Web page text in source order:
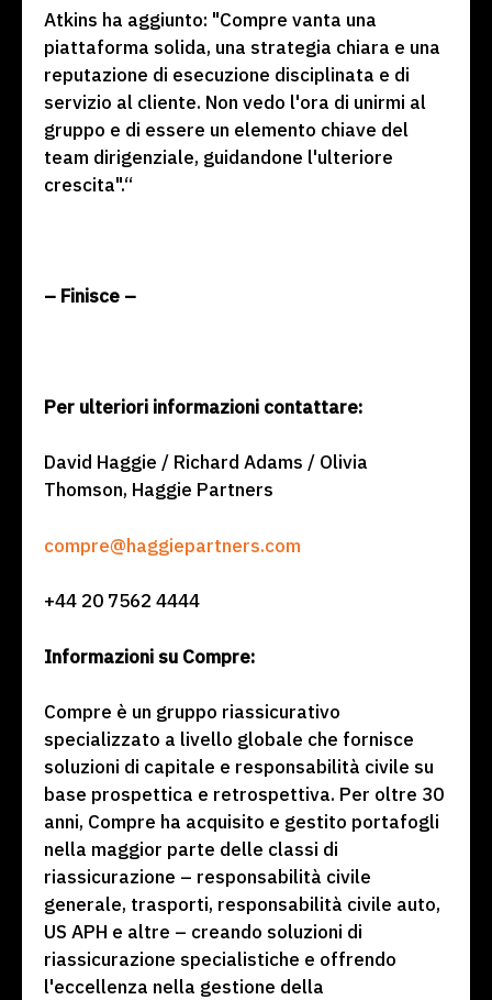
Atkins ha aggiunto: "Compre vanta una
piattaforma solida, una strategia chiara e una
reputazione di esecuzione disciplinata e di
servizio al cliente. Non vedo l'ora di unirmi al
gruppo e di essere un elemento chiave del
team dirigenziale, guidandone l'ulteriore
crescita".“
– Finisce –
Per ulteriori informazioni contattare:
David Haggie / Richard Adams / Olivia
Thomson, Haggie Partners
compre@haggiepartners.com
+44 20 7562 4444
Informazioni su Compre:
Compre è un gruppo riassicurativo
specializzato a livello globale che fornisce
soluzioni di capitale e responsabilità civile su
base prospettica e retrospettiva. Per oltre 30
anni, Compre ha acquisito e gestito portafogli
nella maggior parte delle classi di
riassicurazione – responsabilità civile
generale, trasporti, responsabilità civile auto,
US APH e altre – creando soluzioni di
riassicurazione specialistiche e offrendo
l'eccellenza nella gestione della